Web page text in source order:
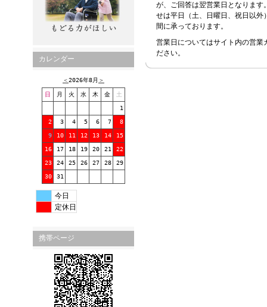
カレンダー
＜2026年8月 ＞
日 月 火 水 木 金 土
1
2 3 4 5 6 7 8
9 10 11 12 13 14 15
16 17 18 19 20 21 22
23 24 25 26 27 28 29
30 31
今日
定休日
携帯ページ
が、ご回答は翌営業日となります
せは平日（土、日曜日、祝日以
間に承っております。
営業日についてはサイト内の営業
ださい。